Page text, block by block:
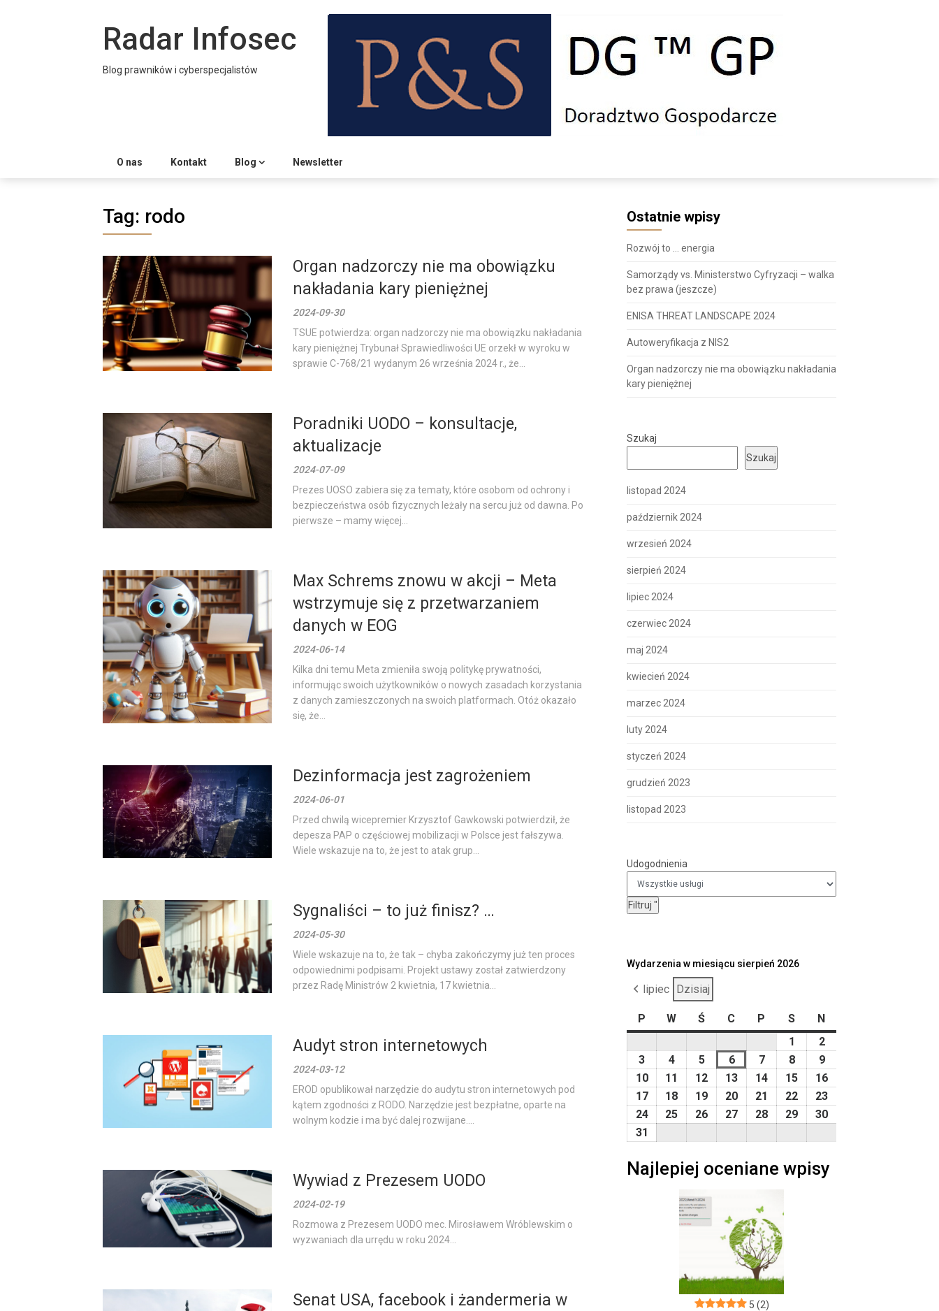
Radar Infosec
Blog prawników i cyberspecjalistów
O nas Kontakt Blog Newsletter
Tag: rodo
Organ nadzorczy nie ma obowiązku
nakładania kary pieniężnej
2024-09-30
TSUE potwierdza: organ nadzorczy nie ma obowiązku nakładania
kary pieniężnej Trybunał Sprawiedliwości UE orzekł w wyroku w
sprawie C-768/21 wydanym 26 września 2024 r., że...
Poradniki UODO – konsultacje,
aktualizacje
2024-07-09
Prezes UOSO zabiera się za tematy, które osobom od ochrony i
bezpieczeństwa osób fizycznych leżały na sercu już od dawna. Po
pierwsze – mamy więcej...
Max Schrems znowu w akcji – Meta
wstrzymuje się z przetwarzaniem
danych w EOG
2024-06-14
Kilka dni temu Meta zmieniła swoją politykę prywatności,
informując swoich użytkowników o nowych zasadach korzystania
z danych zamieszczonych na swoich platformach. Otóż okazało
się, że...
Dezinformacja jest zagrożeniem
2024-06-01
Przed chwilą wicepremier Krzysztof Gawkowski potwierdził, że
depesza PAP o częściowej mobilizacji w Polsce jest fałszywa.
Wiele wskazuje na to, że jest to atak grup...
Sygnaliści – to już finisz? …
2024-05-30
Wiele wskazuje na to, że tak – chyba zakończymy już ten proces
odpowiednimi podpisami. Projekt ustawy został zatwierdzony
przez Radę Ministrów 2 kwietnia, 17 kwietnia...
Audyt stron internetowych
2024-03-12
EROD opublikował narzędzie do audytu stron internetowych pod
kątem zgodności z RODO. Narzędzie jest bezpłatne, oparte na
wolnym kodzie i ma być dalej rozwijane....
Wywiad z Prezesem UODO
2024-02-19
Rozmowa z Prezesem UODO mec. Mirosławem Wróblewskim o
wyzwaniach dla urrędu w roku 2024...
Senat USA, facebook i żandermeria w
Ostatnie wpisy
Rozwój to … energia
Samorządy vs. Ministerstwo Cyfryzacji – walka
bez prawa (jeszcze)
ENISA THREAT LANDSCAPE 2024
Autoweryfikacja z NIS2
Organ nadzorczy nie ma obowiązku nakładania
kary pieniężnej
Szukaj
Szukaj
listopad 2024
październik 2024
wrzesień 2024
sierpień 2024
lipiec 2024
czerwiec 2024
maj 2024
kwiecień 2024
marzec 2024
luty 2024
styczeń 2024
grudzień 2023
listopad 2023
Udogodnienia
Filtruj Udogodnienia
"
Wydarzenia w miesiącu sierpień 2026
lipiec Dzisiaj
P poniedziałek
Wwtorek
Śśroda
C czwartek
P piątek
Ssobota
N
1 2026-
08-
01
22026-
08-
02
3 2026-
08-
03
42026-
08-
04
52026-
08-
05
62026-
08-
06
72026-
08-
07
82026-
08-
08
92026-
08-
09
102026-
08-
10
11
2026-
12 2026-
13 2026-
14 2026-
15 2026-
16
172026-
08-
18 2026-
19 2026-
20 2026-
21
2026-
22 2026-
23
242026-
25 2026-
26 2026-
27 2026-
28 2026-
29 2026-
30
31
31
Najlepiej oceniane wpisy
5 (2)